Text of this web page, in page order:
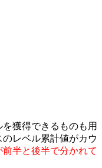
獲得できるものも用
レベル累計値がカウ
前半と後半で分かれて